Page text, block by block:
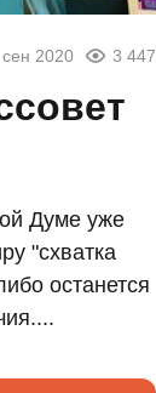
2020 3 447
Думе уже
"схватка
останется